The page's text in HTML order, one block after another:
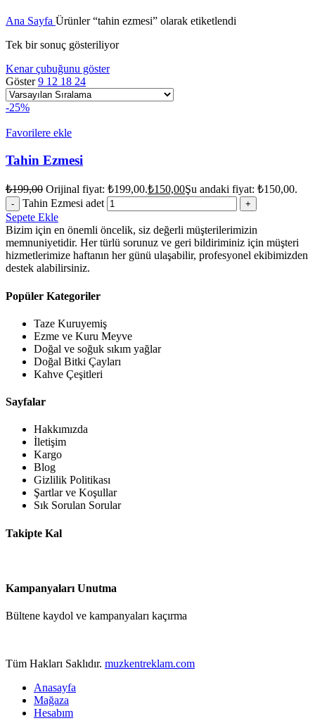
Ana Sayfa Ürünler “tahin ezmesi” olarak etiketlendi
Tek bir sonuç gösteriliyor
Kenar çubuğunu göster
Göster9 12 18 24
-25%
Favorilere ekle
Tahin Ezmesi
₺199,00 Orijinal fiyat: ₺199,00.₺150,00Şu andaki fiyat: ₺150,00.
Tahin Ezmesi adet
Sepete Ekle
Bizim için en önemli öncelik, siz değerli müşterilerimizin
memnuniyetidir. Her türlü sorunuz ve geri bildiriminiz için müşteri
hizmetlerimize haftanın her günü ulaşabilir, profesyonel ekibimizden
destek alabilirsiniz.
Popüler Kategoriler
Taze Kuruyemiş
Ezme ve Kuru Meyve
Doğal ve soğuk sıkım yağlar
Doğal Bitki Çayları
Kahve Çeşitleri
Sayfalar
Hakkımızda
İletişim
Kargo
Blog
Gizlilik Politikası
Şartlar ve Koşullar
Sık Sorulan Sorular
Takipte Kal
Kampanyaları Unutma
Bültene kaydol ve kampanyaları kaçırma
Tüm Hakları Saklıdır. muzkentreklam.com
Anasayfa
Mağaza
Hesabım